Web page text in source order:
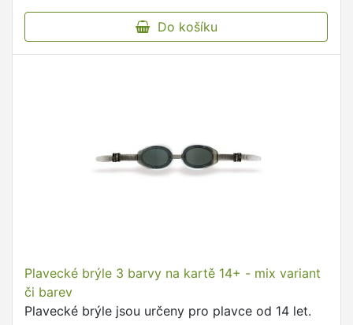
Do košíku
Plavecké brýle 3 barvy na kartě 14+ - mix variant
či barev
Plavecké brýle jsou určeny pro plavce od 14 let.